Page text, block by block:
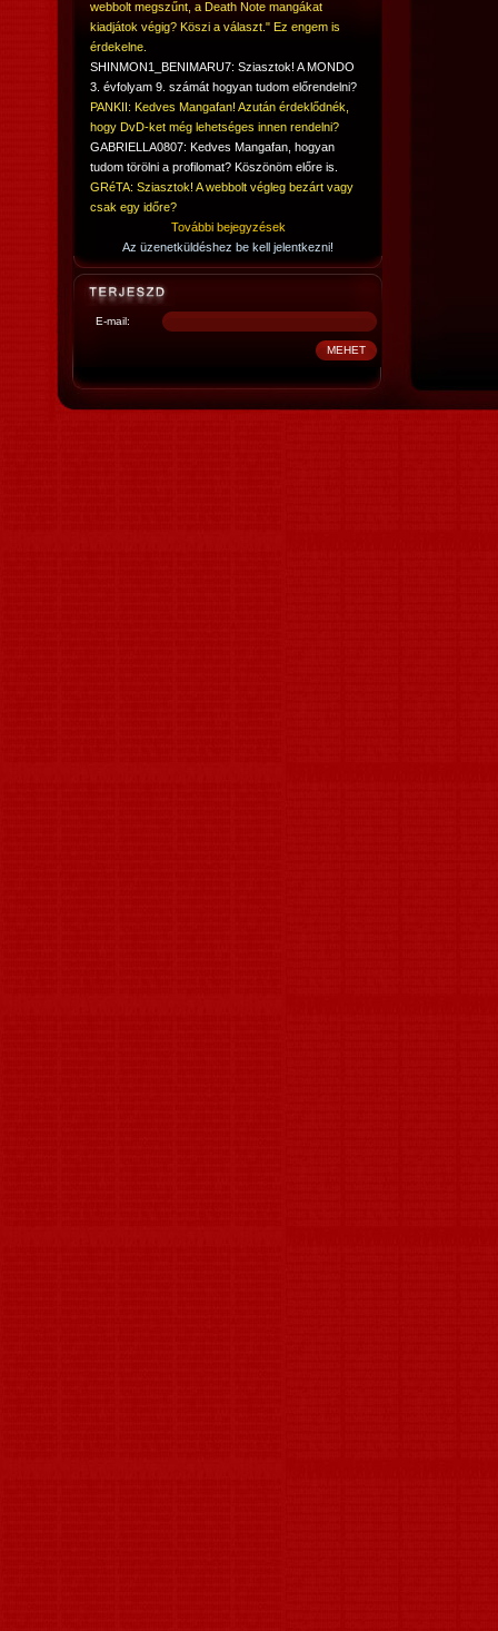
webbolt megszűnt, a Death Note mangákat
kiadjátok végig? Köszi a választ." Ez engem is
érdekelne.
SHINMON1_BENIMARU7: Sziasztok! A MONDO
3. évfolyam 9. számát hogyan tudom előrendelni?
PANKII: Kedves Mangafan! Azután érdeklődnék,
hogy DvD-ket még lehetséges innen rendelni?
GABRIELLA0807: Kedves Mangafan, hogyan
tudom törölni a profilomat? Köszönöm előre is.
GRéTA: Sziasztok! A webbolt végleg bezárt vagy
csak egy időre?
További bejegyzések
Az üzenetküldéshez be kell jelentkezni!
E-mail: